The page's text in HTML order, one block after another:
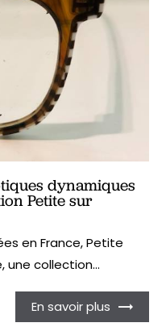
dynamiques
Petite sur
en France, Petite
une collection...
En savoir plus